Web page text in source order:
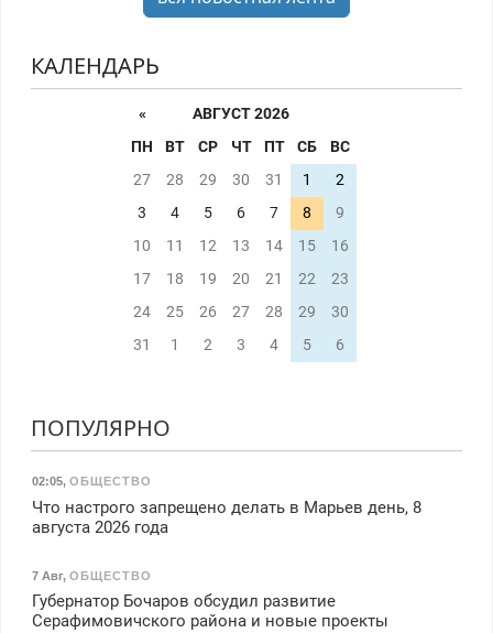
КАЛЕНДАРЬ
«
АВГУСТ 2026
ПН
ВТ СР ЧТ ПТ СБ
ВС
27
28 29 30 31 1
2
3
4 5 6 7 8
9
10
11 12 13 14 15
16
17
18 19 20 21 22
23
24
25 26 27 28 29
30
31
1 2 3 4 5 6
ПОПУЛЯРНО
02:05, ОБЩЕСТВО
Что настрого запрещено делать в Марьев день, 8
августа 2026 года
7 Авг, ОБЩЕСТВО
Губернатор Бочаров обсудил развитие
Серафимовичского района и новые проекты